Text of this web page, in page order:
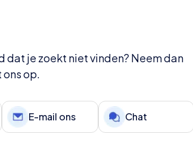
dat je zoekt niet vinden? Neem dan
op.
E-mail ons Chat